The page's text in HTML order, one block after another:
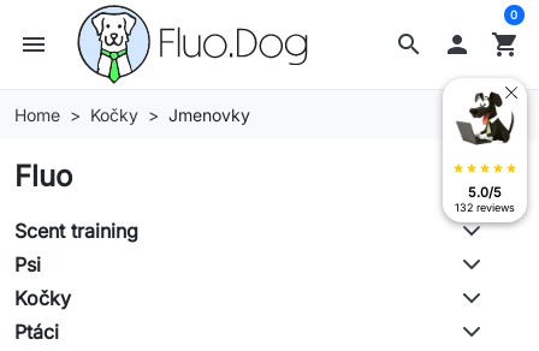
search
menu  shopping_cart
0
Home Kočky Jmenovky
Fluo
Scent training
Psi
Kočky
Ptáci
star star star star star
5.0/5
132 reviews